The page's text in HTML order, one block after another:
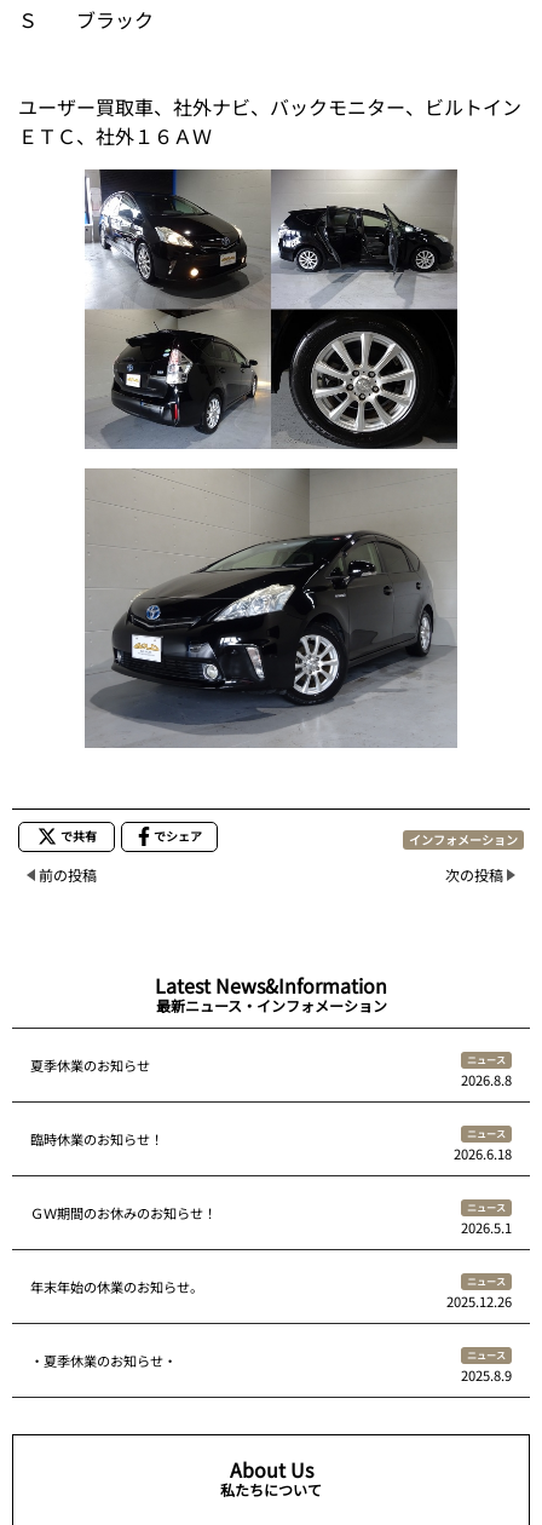
Ｓ ブラック
ユーザー買取車、社外ナビ、バックモニター、ビルトイン
ＥＴＣ、社外１６ＡＷ
で共有 でシェア インフォメーション
前の投稿 次の投稿
Latest News&Information
最新ニュース・インフォメーション
夏季休業のお知らせ ニュース
2026.8.8
臨時休業のお知らせ！ ニュース
2026.6.18
ＧＷ期間のお休みのお知らせ！ ニュース
2026.5.1
年末年始の休業のお知らせ。 ニュース
2025.12.26
・夏季休業のお知らせ・ ニュース
2025.8.9
About Us
私たちについて